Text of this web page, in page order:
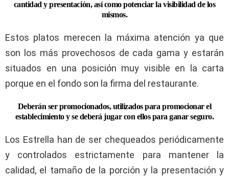
cantidad y presentación, así como potenciar la visibilidad de los
mismos.
Estos platos merecen la máxima atención ya que
son los más provechosos de cada gama y estarán
situados en una posición muy visible en la carta
porque en el fondo son la firma del restaurante.
Deberán ser promocionados, utilizados para promocionar el
establecimiento y se deberá jugar con ellos para ganar seguro.
Los Estrella han de ser chequeados periódicamente
y controlados estrictamente para mantener la
calidad, el tamaño de la porción y la presentación y